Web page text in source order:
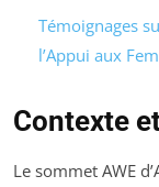
Témoignages
l’Appui aux
Contexte
Le sommet AWE